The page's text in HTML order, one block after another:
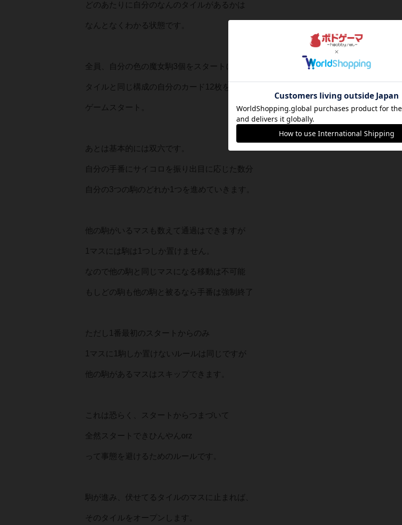
どのあたりに自分のなんのタイルがあるかは
なんとなくわかる状態です。
全員、自分の色の魔女駒3個をスタートに置き
タイルと同じ構成の自分のカード12枚を受取り
ゲームスタート。
あとは基本的には双六です。
自分の手番にサイコロを振り出目に応じた数分
自分の3つの駒のどれか1つを進めていきます。
他の駒がいるマスも数えて通過はできますが
1マスには駒は1つしか置けません。
なので他の駒と同じマスになる移動は不可能
もしどの駒も他の駒と被るなら手番は強制終了
ただし1番最初のスタートからのみ
1マスに1駒しか置けないルールは同じですが
他の駒があるマスはスキップできます。
これは恐らく、スタートからつまづいて
全然スタートできひんやんorz
って事態を避けるためのルールです。
駒が進み、伏せてるタイルのマスに止まれば、
そのタイルをオープンします。